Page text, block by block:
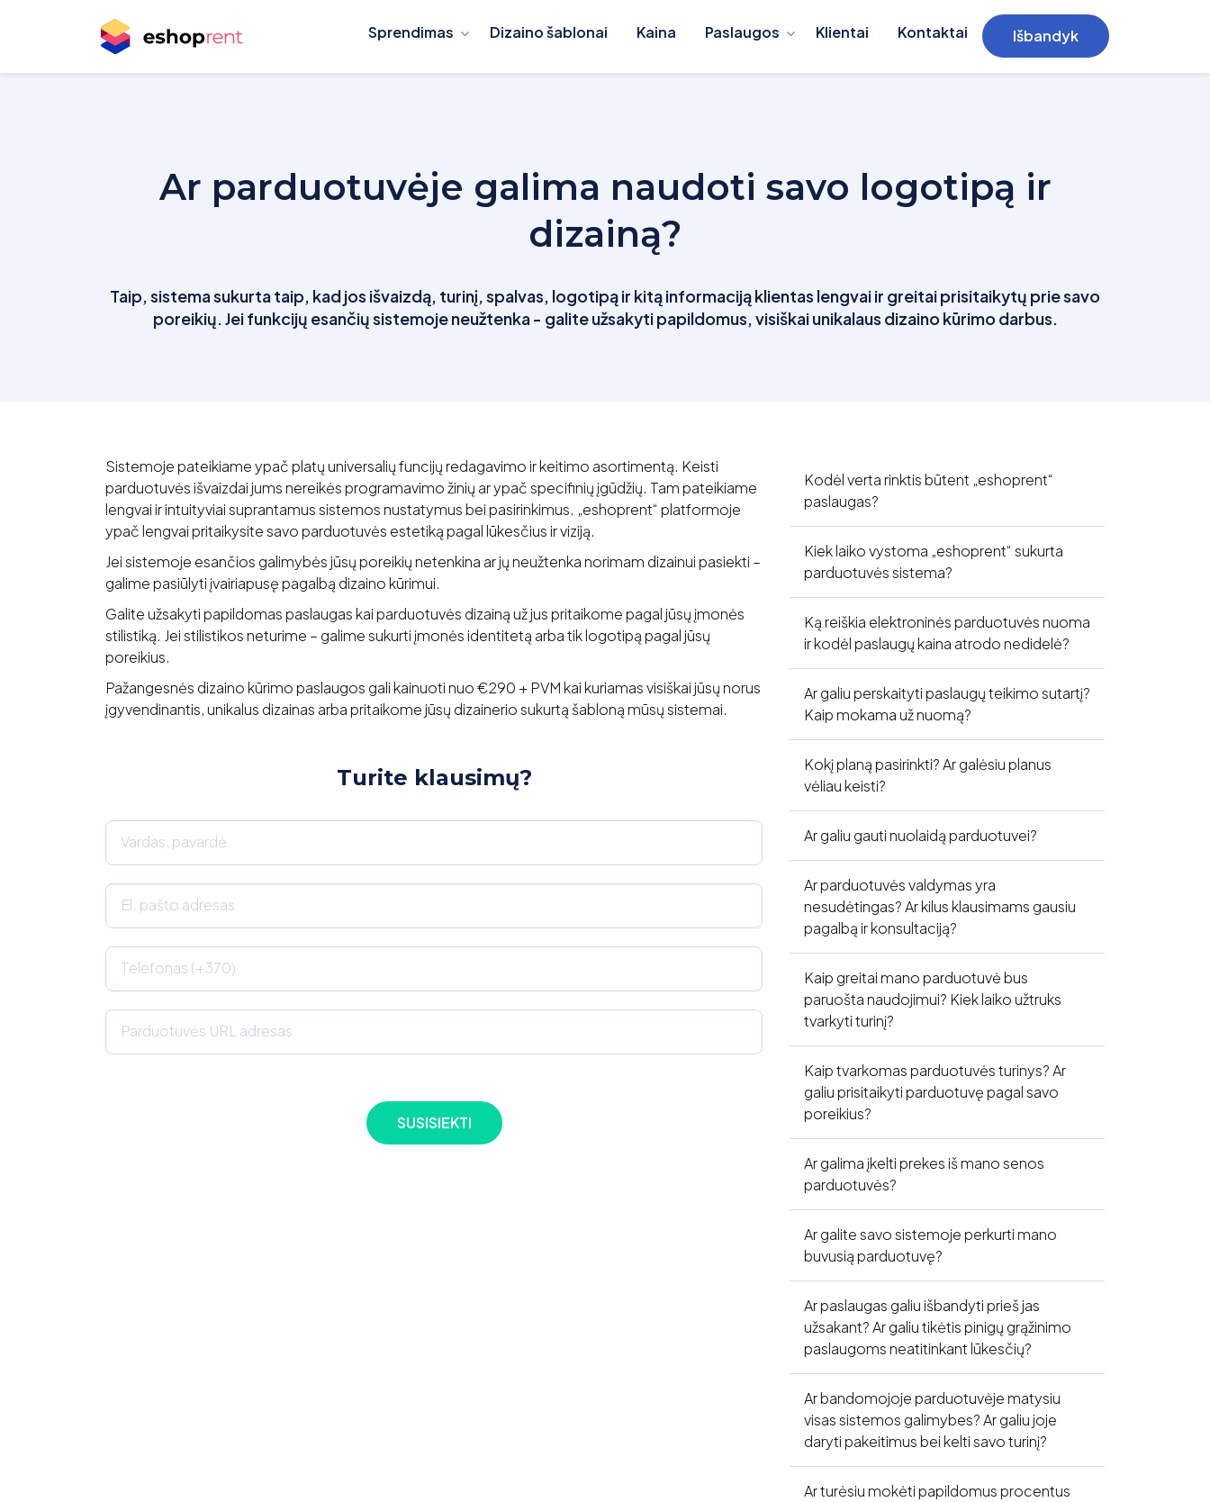
Sprendimas Dizaino šablonai Kaina Paslaugos Klientai Kontaktai Išbandyk
Ar parduotuvėje galima naudoti savo logotipą ir
dizainą?
Taip, sistema sukurta taip, kad jos išvaizdą, turinį, spalvas, logotipą ir kitą informaciją klientas lengvai ir greitai prisitaikytų prie savo
poreikių. Jei funkcijų esančių sistemoje neužtenka - galite užsakyti papildomus, visiškai unikalaus dizaino kūrimo darbus.
Sistemoje pateikiame ypač platų universalių funcijų redagavimo ir keitimo asortimentą. Keisti
parduotuvės išvaizdai jums nereikės programavimo žinių ar ypač specifinių įgūdžių. Tam pateikiame
lengvai ir intuityviai suprantamus sistemos nustatymus bei pasirinkimus. „eshoprent“ platformoje
ypač lengvai pritaikysite savo parduotuvės estetiką pagal lūkesčius ir viziją.
Jei sistemoje esančios galimybės jūsų poreikių netenkina ar jų neužtenka norimam dizainui pasiekti –
galime pasiūlyti įvairiapusę pagalbą dizaino kūrimui.
Galite užsakyti papildomas paslaugas kai parduotuvės dizainą už jus pritaikome pagal jūsų įmonės
stilistiką. Jei stilistikos neturime – galime sukurti įmonės identitetą arba tik logotipą pagal jūsų
poreikius.
Pažangesnės dizaino kūrimo paslaugos gali kainuoti nuo €290 + PVM kai kuriamas visiškai jūsų norus
įgyvendinantis, unikalus dizainas arba pritaikome jūsų dizainerio sukurtą šabloną mūsų sistemai.
Turite klausimų?
Vardas, pavardė
El. pašto adresas
Telefonas (+370)
Parduotuvės URL adresas
Kodėl verta rinktis būtent „eshoprent“
paslaugas?
Kiek laiko vystoma „eshoprent“ sukurta
parduotuvės sistema?
Ką reiškia elektroninės parduotuvės nuoma
ir kodėl paslaugų kaina atrodo nedidelė?
Ar galiu perskaityti paslaugų teikimo sutartį?
Kaip mokama už nuomą?
Kokį planą pasirinkti? Ar galėsiu planus
vėliau keisti?
Ar galiu gauti nuolaidą parduotuvei?
Ar parduotuvės valdymas yra
nesudėtingas? Ar kilus klausimams gausiu
pagalbą ir konsultaciją?
Kaip greitai mano parduotuvė bus
paruošta naudojimui? Kiek laiko užtruks
tvarkyti turinį?
Kaip tvarkomas parduotuvės turinys? Ar
galiu prisitaikyti parduotuvę pagal savo
poreikius?
Ar galima įkelti prekes iš mano senos
parduotuvės?
Ar galite savo sistemoje perkurti mano
buvusią parduotuvę?
Ar paslaugas galiu išbandyti prieš jas
užsakant? Ar galiu tikėtis pinigų grąžinimo
paslaugoms neatitinkant lūkesčių?
Ar bandomojoje parduotuvėje matysiu
visas sistemos galimybes? Ar galiu joje
daryti pakeitimus bei kelti savo turinį?
Ar turėsiu mokėti papildomus procentus